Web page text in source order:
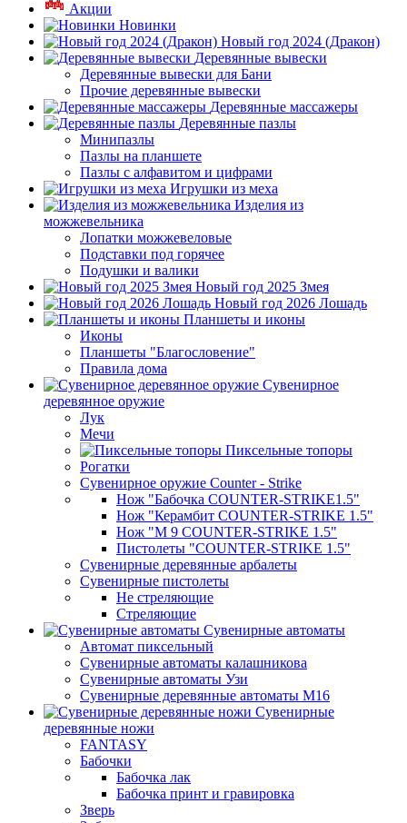
Акции
Новинки
Новый год 2024 (Дракон)
Деревянные вывески
Деревянные вывески для Бани
Прочие деревянные вывески
Деревянные массажеры
Деревянные пазлы
Минипазлы
Пазлы на планшете
Пазлы с алфавитом и цифрами
Игрушки из меха
Изделия из
можжевельника
Лопатки можжевеловые
Подставки под горячее
Подушки и валики
Новый год 2025 Змея
Новый год 2026 Лошадь
Планшеты и иконы
Иконы
Планшеты "Благословение"
Правила дома
Сувенирное
деревянное оружие
Лук
Мечи
Пиксельные топоры
Рогатки
Сувенирное оружие Counter - Strike
Нож "Бабочка COUNTER-STRIKE1.5"
Нож "Керамбит COUNTER-STRIKE 1.5"
Нож "М 9 COUNTER-STRIKE 1.5"
Пистолеты "COUNTER-STRIKE 1.5"
Сувенирные деревянные арбалеты
Сувенирные пистолеты
Не стреляющие
Стреляющие
Сувенирные автоматы
Автомат пиксельный
Сувенирные автоматы калашникова
Сувенирные автоматы Узи
Сувенирные деревянные автоматы М16
Сувенирные
деревянные ножи
FANTASY
Бабочки
Бабочка лак
Бабочка принт и гравировка
Зверь